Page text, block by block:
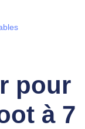
pour
à 7